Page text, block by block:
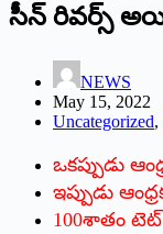
సీన్‌ ‌రివర్స్
NEWS
May 15, 2022
Uncategorized,
ఒకప్పుడు
ఇప్పుడు
100శాతం